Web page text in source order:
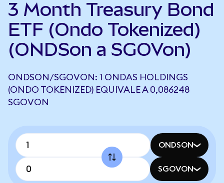
3 Month Treasury Bond
ETF (Ondo Tokenized)
(ONDSon a SGOVon)
ONDSON/SGOVON: 1 ONDAS HOLDINGS
(ONDO TOKENIZED) EQUIVALE A 0,086248
SGOVON
ONDSON
SGOVON